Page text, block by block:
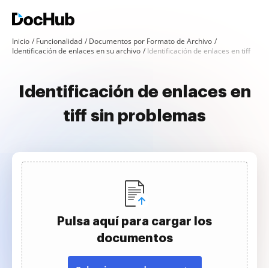
Inicio Funcionalidad
Documentos por Formato de Archivo
Identificación de enlaces en su archivo
Identificación de enlaces en tiff
Identificación de enlaces en
tiff sin problemas
Pulsa aquí para cargar los
documentos